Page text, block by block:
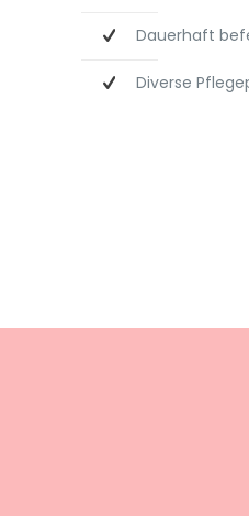
Dauerhaft
Diverse